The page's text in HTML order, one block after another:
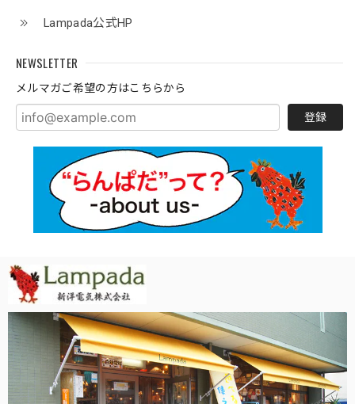
Lampada公式HP
NEWSLETTER
メルマガご希望の方はこちらから
登録